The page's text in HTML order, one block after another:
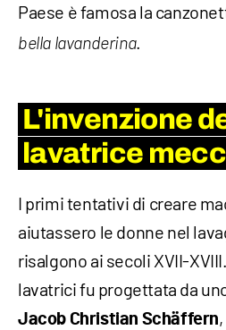
Paese è famosa la
bella lavanderina.
L'invenzione
lavatrice
I primi tentativi di creare
aiutassero le donne nel
risalgono ai secoli XVII-
lavatrici fu progettata da
Jacob Christian Schäffern